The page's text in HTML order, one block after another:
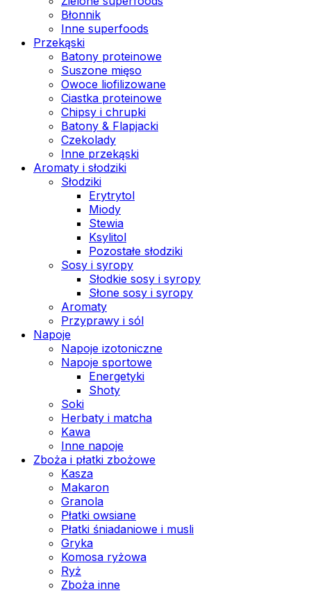
Błonnik
Inne superfoods
Przekąski
Batony proteinowe
Suszone mięso
Owoce liofilizowane
Ciastka proteinowe
Chipsy i chrupki
Batony & Flapjacki
Czekolady
Inne przekąski
Aromaty i słodziki
Słodziki
Erytrytol
Miody
Stewia
Ksylitol
Pozostałe słodziki
Sosy i syropy
Słodkie sosy i syropy
Słone sosy i syropy
Aromaty
Przyprawy i sól
Napoje
Napoje izotoniczne
Napoje sportowe
Energetyki
Shoty
Soki
Herbaty i matcha
Kawa
Inne napoje
Zboża i płatki zbożowe
Kasza
Makaron
Granola
Płatki owsiane
Płatki śniadaniowe i musli
Gryka
Komosa ryżowa
Ryż
Zboża inne